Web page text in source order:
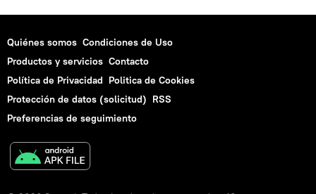
Quiénes somos Condiciones de Uso
Productos y servicios Contacto
Política de Privacidad Politica de Cookies
Protección de datos (solicitud) RSS
Preferencias de seguimiento